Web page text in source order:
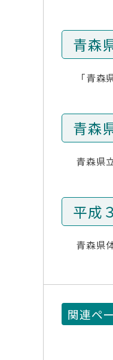
青森
「青
青森
青森県
平成
青森県
関連ペ